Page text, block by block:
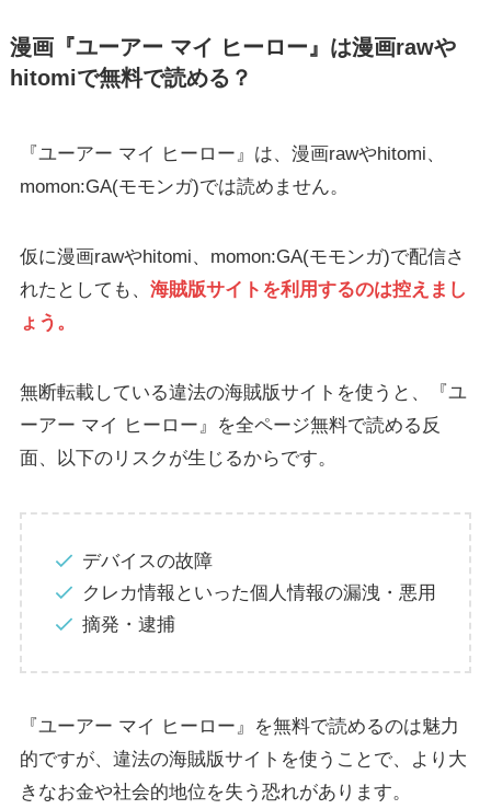
漫画『ユーアー マイ ヒーロー』は漫画rawや
hitomiで無料で読める？
『ユーアー マイ ヒーロー』は、漫画rawやhitomi、
momon:GA(モモンガ)では読めません。
仮に漫画rawやhitomi、momon:GA(モモンガ)で配信さ
れたとしても、 海賊版サイトを利用するのは控えまし
ょう。
無断転載している違法の海賊版サイトを使うと、『ユ
ーアー マイ ヒーロー』を全ページ無料で読める反
面、以下のリスクが生じるからです。
デバイスの故障
クレカ情報といった個人情報の漏洩・悪用
摘発・逮捕
『ユーアー マイ ヒーロー』を無料で読めるのは魅力
的ですが、違法の海賊版サイトを使うことで、より大
きなお金や社会的地位を失う恐れがあります。